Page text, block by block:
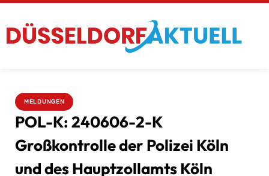
MELDUNGEN
POL-K: 240606-2-K
Großkontrolle der Polizei Köln
und des Hauptzollamts Köln